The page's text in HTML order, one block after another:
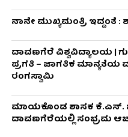
ನಾನೇ ಮುಖ್ಯಮಂತ್ರಿ ಇದ್ದಂತೆ
ದಾವಣಗೆರೆ ವಿಶ್ವವಿದ್ಯಾಲಯ |
ಪ್ರಗತಿ – ಜಾಗತಿಕ ಮಾನ್ಯತೆಯ
ರಂಗಸ್ವಾಮಿ
ಮಾಯಕೊಂಡ ಶಾಸಕ ಕೆ.ಎಸ್.
ದಾವಣಗೆರೆಯಲ್ಲಿ ಸಂಭ್ರಮ